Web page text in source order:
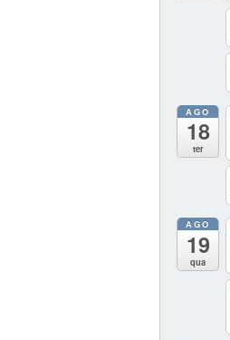
AGO
18
ter
AGO
19
qua